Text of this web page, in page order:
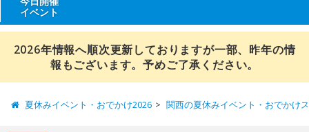
イベント
2026年情報へ順次更新しておりますが一部、昨年の情
報もございます。予めご了承ください。
夏休みイベント・おでかけ2026 関西の夏休みイベント・おでかけ